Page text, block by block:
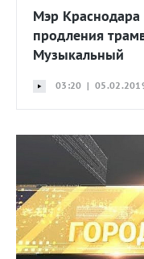
Мэр
продления
Музыкальный
03:20 |